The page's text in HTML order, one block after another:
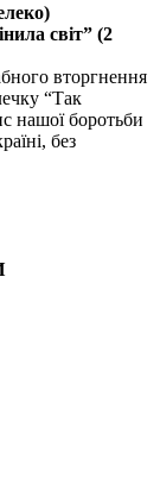
світ” (2
вторгнення
“Так
нашої боротьби
без